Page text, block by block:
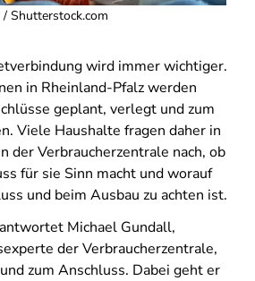
Shutterstock.com
wird immer wichtiger.
in Rheinland-Pfalz werden
geplant, verlegt und zum
Viele Haushalte fragen daher in
der Verbraucherzentrale nach, ob
für sie Sinn macht und worauf
und beim Ausbau zu achten ist.
Michael Gundall,
der Verbraucherzentrale,
zum Anschluss. Dabei geht er